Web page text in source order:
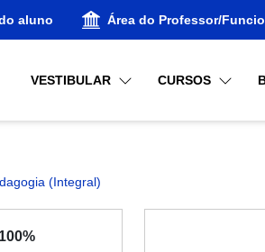
aluno Área do Professor/
VESTIBULAR CURSOS
(Integral)